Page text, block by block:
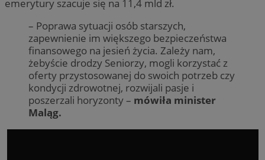
emerytury szacuje się na 11,4 mld zł.
– Poprawa sytuacji osób starszych,
zapewnienie im większego bezpieczeństwa
finansowego na jesień życia. Zależy nam,
żebyście drodzy Seniorzy, mogli korzystać z
oferty przystosowanej do swoich potrzeb czy
kondycji zdrowotnej, rozwijali pasje i
poszerzali horyzonty – mówiła minister
Maląg.